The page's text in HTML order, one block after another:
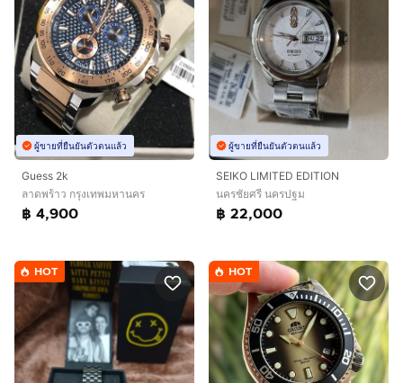
ผู้ขายที่ยืนยันตัวตนแล้ว
Guess 2k
ลาดพร้าว กรุงเทพมหานคร
฿ 4,900
ผู้ขายที่ยืนยันตัวตนแล้ว
SEIKO LIMITED EDITION
นครชัยศรี นครปฐม
฿ 22,000
HOT HOT